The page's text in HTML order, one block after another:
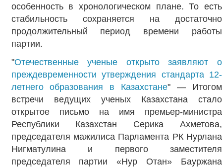
особенность в хронологическом плане. То есть
стабильность сохраняется на достаточно
продолжительный период времени работы
партии.
"Отечественные ученые открыто заявляют о
преждевременности утверждения стандарта 12-
летнего образования в Казахстане" — Итогом
встречи ведущих ученых Казахстана стало
открытое письмо на имя премьер-министра
Республики Казахстан Серика Ахметова,
председателя мажилиса Парламента РК Нурлана
Нигматулина и первого заместителя
председателя партии «Нур Отан» Бауржана